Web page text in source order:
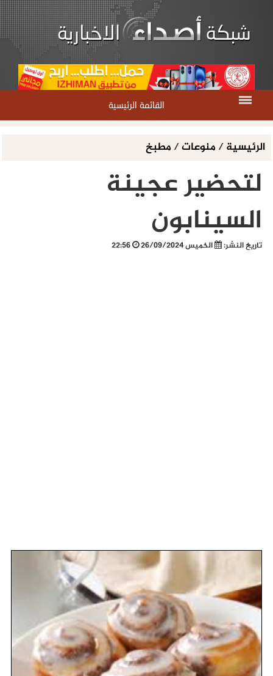
القائمة الرئيسية
الرئيسية/ منوعات/ مطبخ
لتحضير عجينة
السينابون
تاريخ النشر: الخميس 26/09/2024